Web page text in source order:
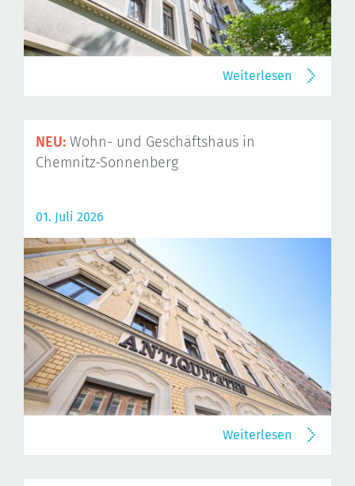
Weiterlesen
NEU: Wohn- und Geschäftshaus in
Chemnitz-Sonnenberg
01. Juli 2026
Weiterlesen